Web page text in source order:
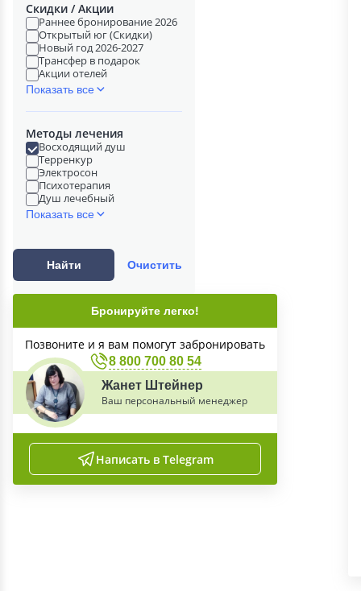
Скидки / Акции
Раннее бронирование 2026
Открытый юг (Скидки)
Новый год 2026-2027
Трансфер в подарок
Акции отелей
Показать все
Методы лечения
Восходящий душ
Терренкур
Электросон
Психотерапия
Душ лечебный
Показать все
Найти Очистить
Бронируйте легко!
Позвоните и я вам помогут забронировать
8 800 700 80 54
Жанет Штейнер
Ваш персональный менеджер
Написать в Telegram